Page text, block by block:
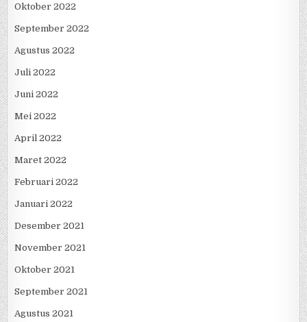
Oktober 2022
September 2022
Agustus 2022
Juli 2022
Juni 2022
Mei 2022
April 2022
Maret 2022
Februari 2022
Januari 2022
Desember 2021
November 2021
Oktober 2021
September 2021
Agustus 2021